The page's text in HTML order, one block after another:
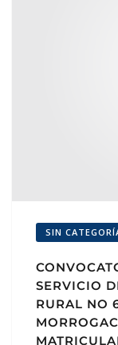
SIN
SERVICIO
RURAL NO